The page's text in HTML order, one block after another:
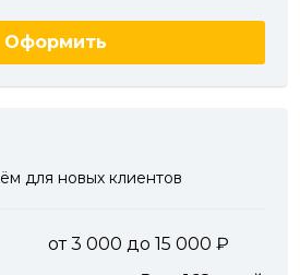
Оформить
для новых клиентов
от 3 000 до 15 000